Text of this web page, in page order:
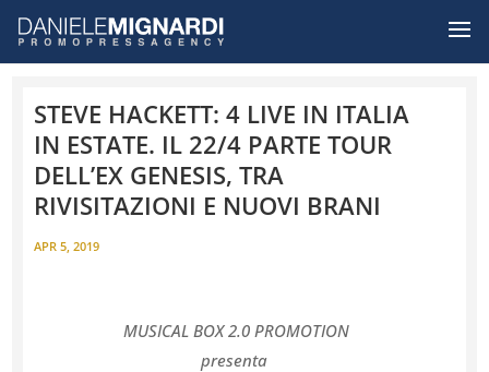
STEVE HACKETT: 4 LIVE IN ITALIA
IN ESTATE. IL 22/4 PARTE TOUR
DELL’EX GENESIS, TRA
RIVISITAZIONI E NUOVI BRANI
APR 5, 2019
MUSICAL BOX 2.0 PROMOTION
presenta